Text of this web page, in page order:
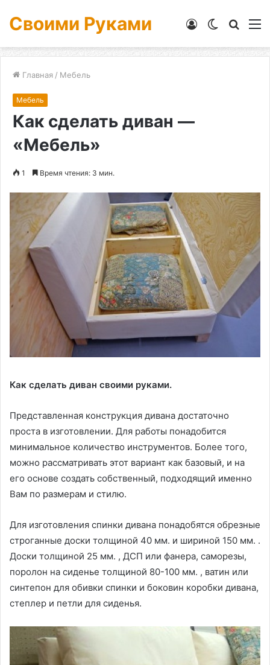
Своими Руками
Switch
Войти
Главная / Мебель
Мебель
Как сделать диван —
«Мебель»
1 Время чтения: 3 мин.
Как сделать диван своими руками.
Представленная конструкция дивана достаточно
проста в изготовлении. Для работы понадобится
минимальное количество инструментов. Более того,
можно рассматривать этот вариант как базовый, и на
его основе создать собственный, подходящий именно
Вам по размерам и стилю.
Для изготовления спинки дивана понадобятся обрезные
строганные доски толщиной 40 мм. и шириной 150 мм. .
Доски толщиной 25 мм. , ДСП или фанера, саморезы,
поролон на сиденье толщиной 80-100 мм. , ватин или
синтепон для обивки спинки и боковин коробки дивана,
степлер и петли для сиденья.